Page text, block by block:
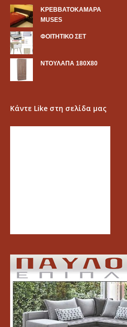
KΡΕΒΒΑΤΟΚΑΜΑΡΑ
MUSES
ΦΟΙΤΗΤΙΚΟ ΣΕΤ
ΝΤΟΥΛΑΠΑ 180Χ80
Κάντε Like στη σελίδα μας